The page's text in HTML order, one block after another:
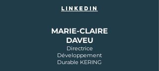
LINKEDIN
MARIE-CLAIRE
DAVEU
Directrice
Développement
Durable KERING